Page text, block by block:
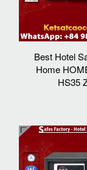
Best Hotel
Home
HS35